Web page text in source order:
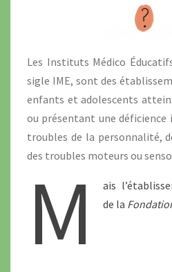
Les Instituts Médico
sigle IME, sont des
enfants et adolescents
ou présentant une
troubles de la personnalité,
des troubles moteurs ou
M
ais
de la